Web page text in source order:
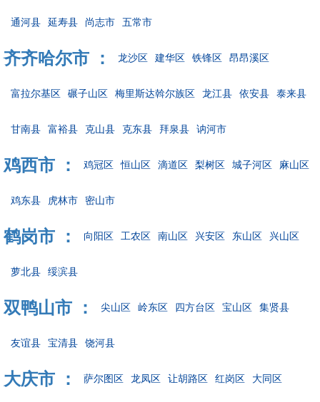
通河县 延寿县 尚志市 五常市
齐齐哈尔市 ： 龙沙区 建华区 铁锋区 昂昂溪区
富拉尔基区 碾子山区 梅里斯达斡尔族区 龙江县 依安县 泰来县
甘南县 富裕县 克山县 克东县 拜泉县 讷河市
鸡西市 ： 鸡冠区 恒山区 滴道区 梨树区 城子河区 麻山区
鸡东县 虎林市 密山市
鹤岗市 ： 向阳区 工农区 南山区 兴安区 东山区 兴山区
萝北县 绥滨县
双鸭山市 ： 尖山区 岭东区 四方台区 宝山区 集贤县
友谊县 宝清县 饶河县
大庆市 ： 萨尔图区 龙凤区 让胡路区 红岗区 大同区